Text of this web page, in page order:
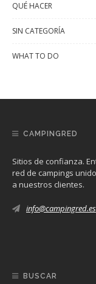
QUÉ HACER
SIN CATEGORÍA
WHAT TO DO
CAMPINGRED
Sitios de confianza.
red de campings
a nuestros clientes.
info@campingred.es
BUSCAR